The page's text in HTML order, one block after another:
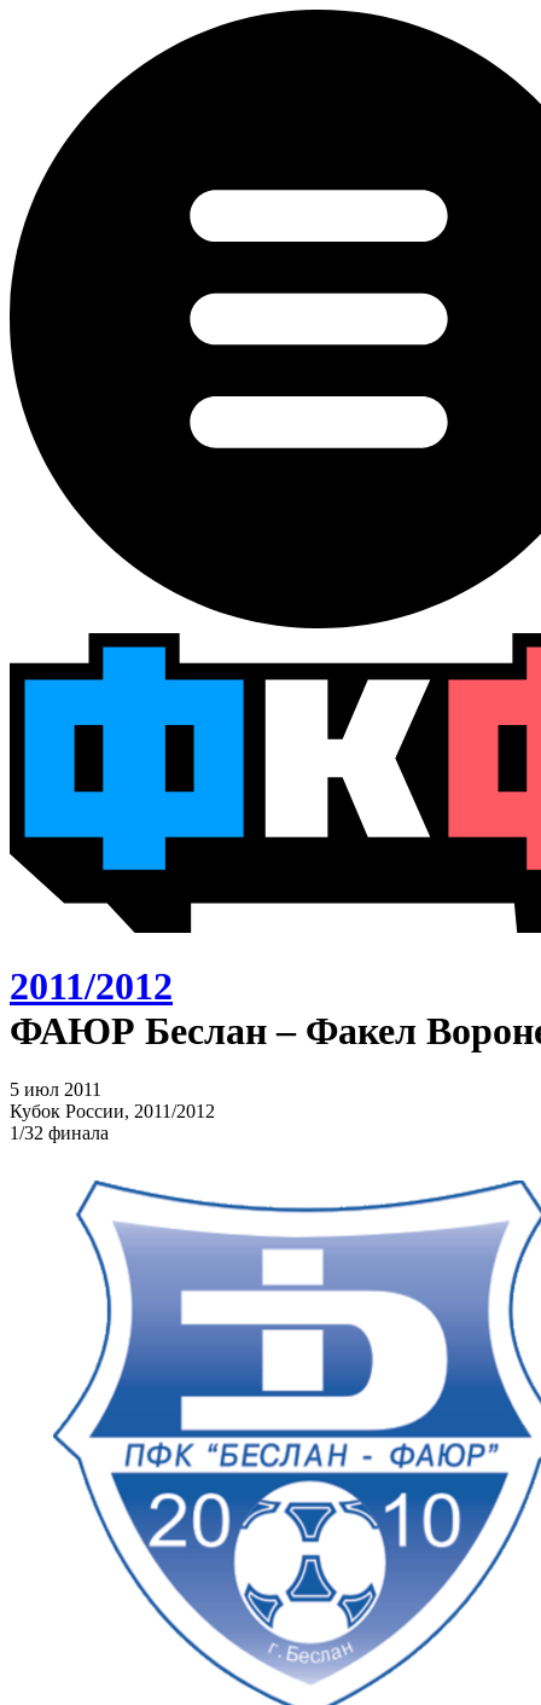
2011/2012
ФАЮР Беслан – Факел
5 июл 2011
Кубок России, 2011/2012
1/32 финала